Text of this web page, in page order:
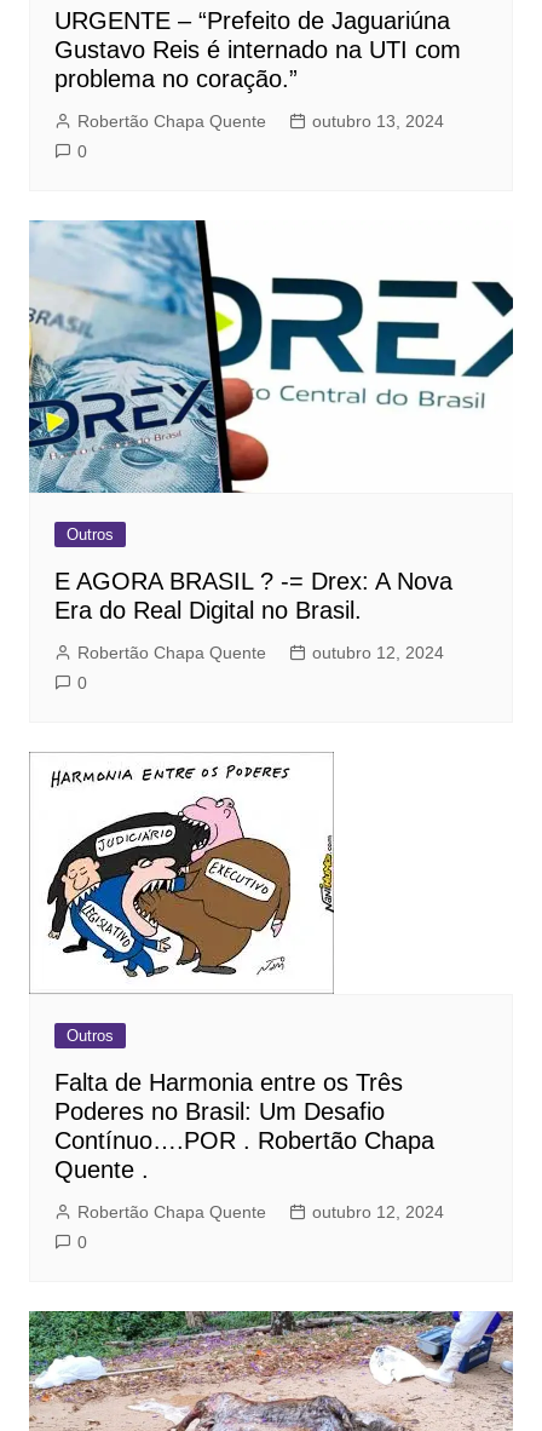
URGENTE – “Prefeito de Jaguariúna
Gustavo Reis é internado na UTI com
problema no coração.”
Robertão Chapa Quente
outubro 13, 2024
0
Outros
E AGORA BRASIL ? -= Drex: A Nova
Era do Real Digital no Brasil.
Robertão Chapa Quente
outubro 12, 2024
0
Outros
Falta de Harmonia entre os Três
Poderes no Brasil: Um Desafio
Contínuo….POR . Robertão Chapa
Quente .
Robertão Chapa Quente
outubro 12, 2024
0